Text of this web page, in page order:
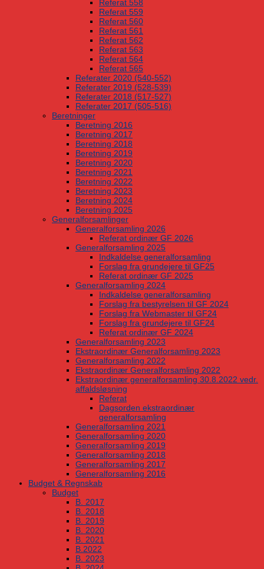
Referat 558
Referat 559
Referat 560
Referat 561
Referat 562
Referat 563
Referat 564
Referat 565
Referater 2020 (540-552)
Referater 2019 (528-539)
Referater 2018 (517-527)
Referater 2017 (505-516)
Beretninger
Beretning 2016
Beretning 2017
Beretning 2018
Beretning 2019
Beretning 2020
Beretning 2021
Beretning 2022
Beretning 2023
Beretning 2024
Beretning 2025
Generalforsamlinger
Generalforsamling 2026
Referat ordinær GF 2026
Generalforsamling 2025
Indkaldelse generalforsamling
Forslag fra grundejere til GF25
Referat ordinær GF 2025
Generalforsamling 2024
Indkaldelse generalforsamling
Forslag fra bestyrelsen til GF 2024
Forslag fra Webmaster til GF24
Forslag fra grundejere til GF24
Referat ordinær GF 2024
Generalforsamling 2023
Ekstraordinær Generalforsamling 2023
Generalforsamling 2022
Ekstraordinær Generalforsamling 2022
Ekstraordinær generalforsamling 30.8.2022 vedr.
affaldsløsning
Referat
Dagsorden ekstraordinær
generalforsamling
Generalforsamling 2021
Generalforsamling 2020
Generalforsamling 2019
Generalforsamling 2018
Generalforsamling 2017
Generalforsamling 2016
Budget & Regnskab
Budget
B. 2017
B. 2018
B. 2019
B. 2020
B. 2021
B.2022
B. 2023